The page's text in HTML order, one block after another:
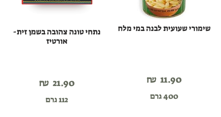
שימורי שעועית לבנה במי מלח
₪ 11.90
400 גרם
נתחי טונה צהובה בשמן זית-
אורטיז
₪ 21.90
112 גרם